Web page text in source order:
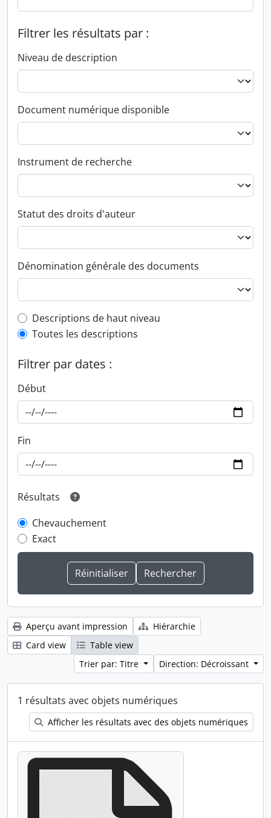
Filtrer les résultats par :
Niveau de description
Document numérique disponible
Instrument de recherche
Statut des droits d'auteur
Dénomination générale des documents
Top-level description filter
Descriptions de haut niveau
Toutes les descriptions
Filtrer par dates :
Début
Fin
Résultats
Chevauchement
Exact
Aperçu avant impression
Hiérarchie
Card view
Table view
Trier par: Titre
Direction: Décroissant
1 résultats avec objets numériques
Afficher les résultats avec des objets numériques